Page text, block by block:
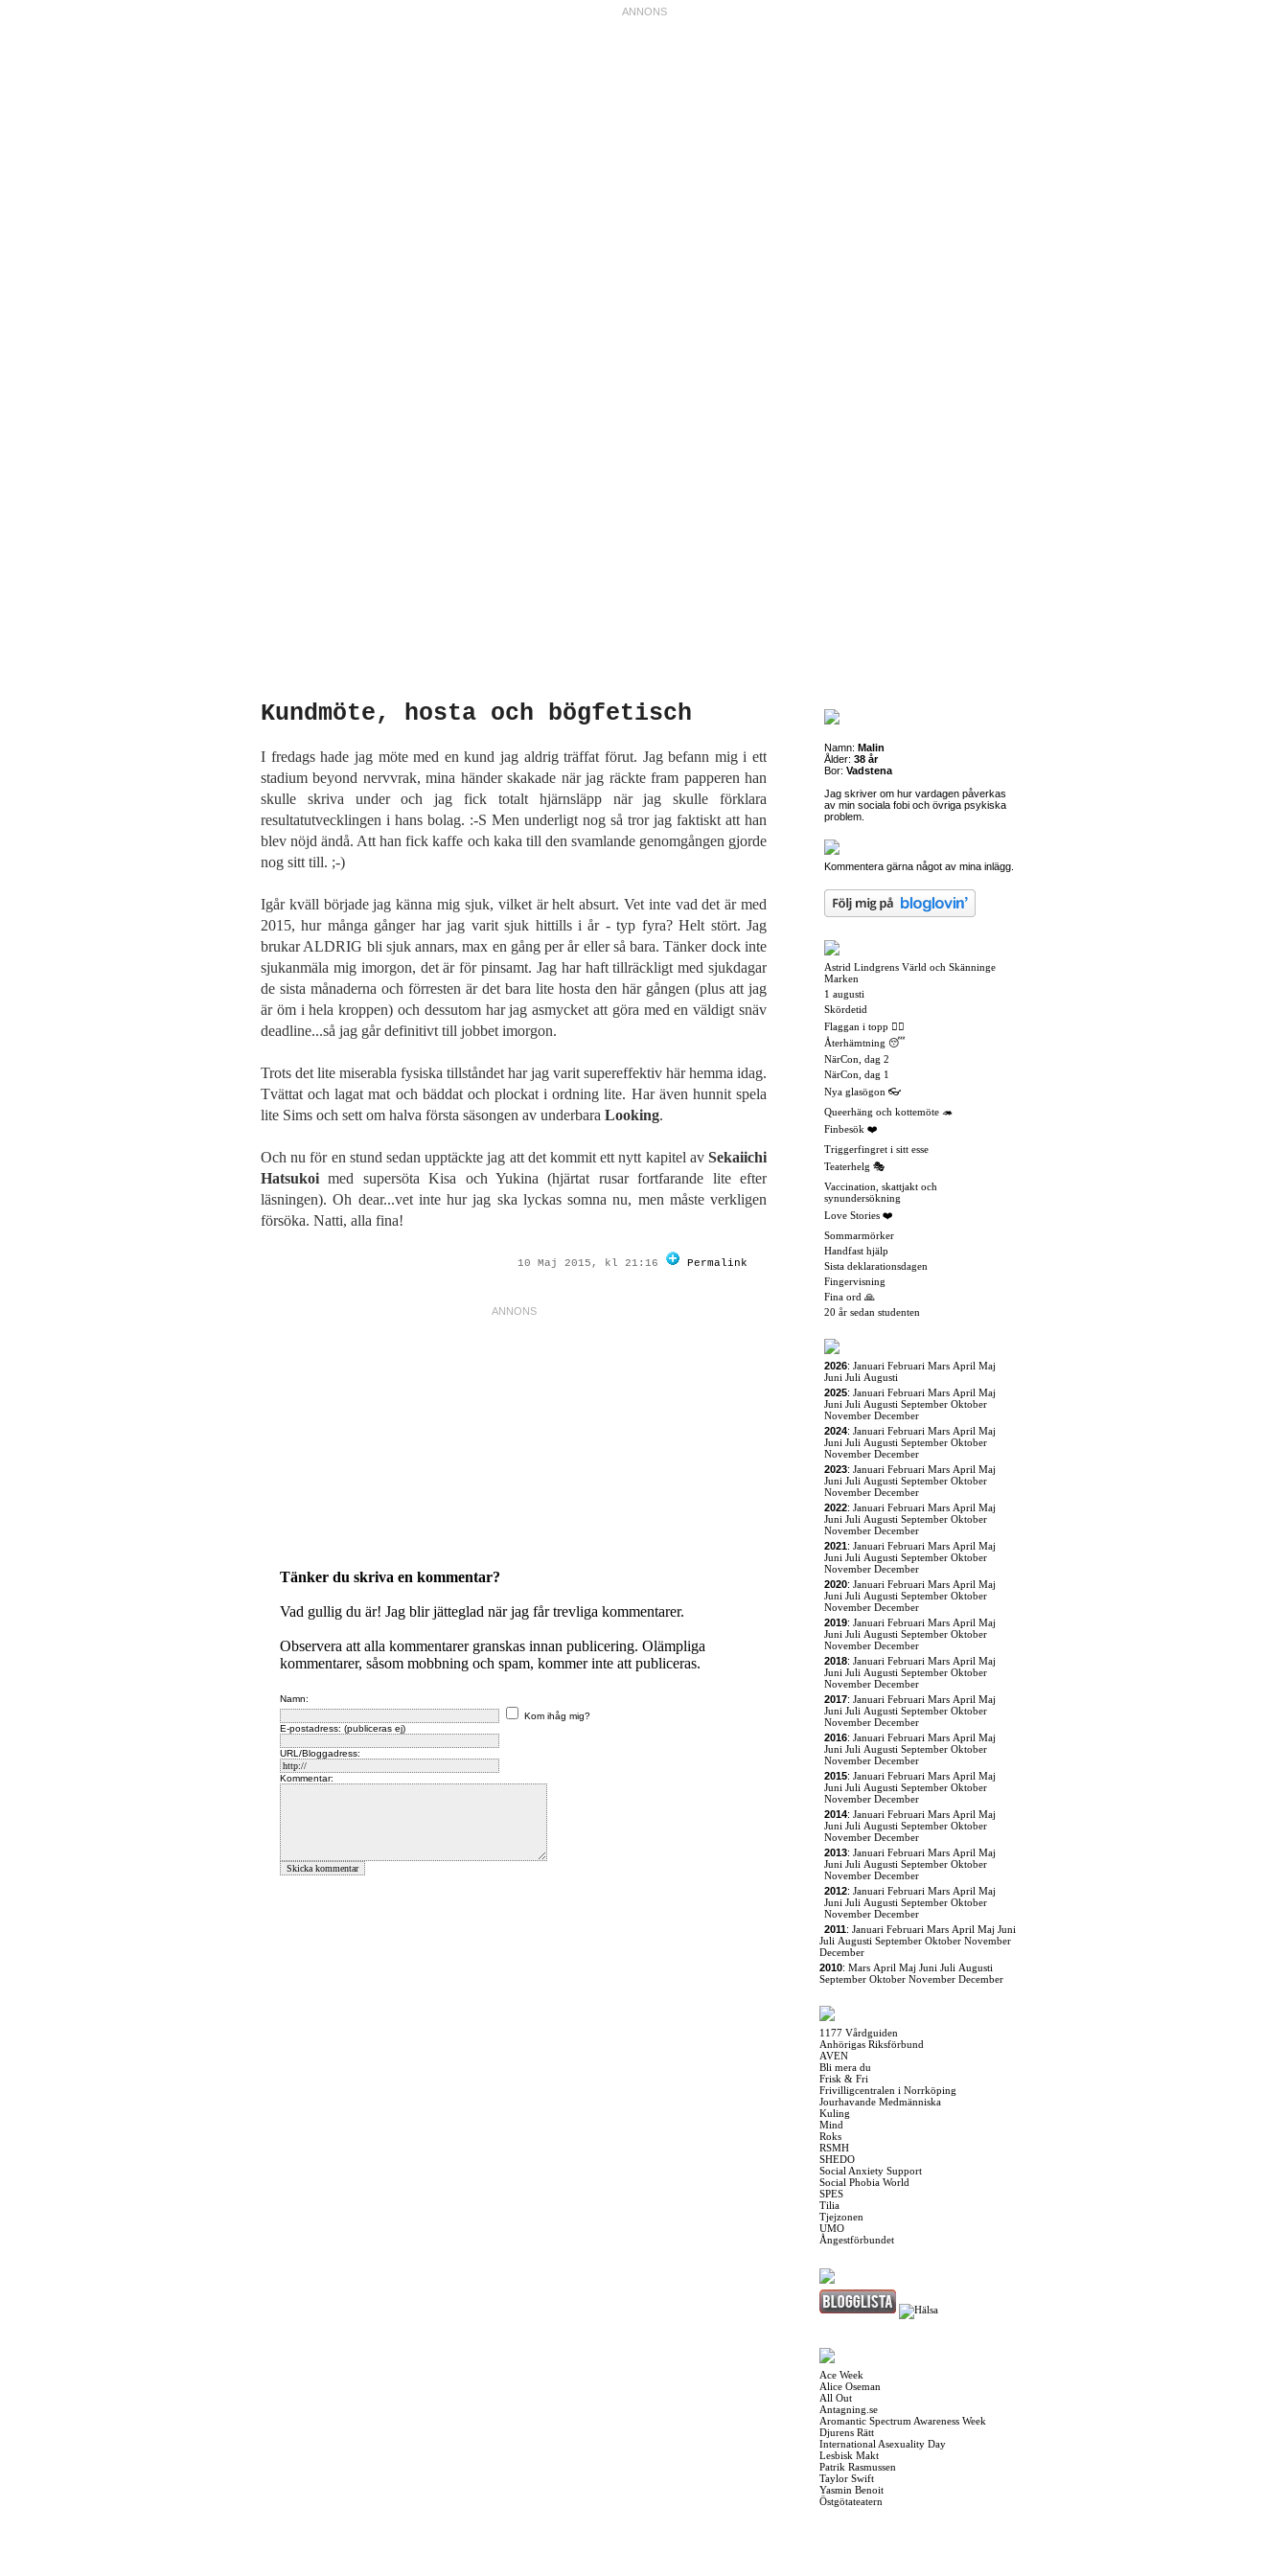
Kundmöte, hosta och bögfetisch
I fredags hade jag möte med en kund jag aldrig träffat förut. Jag befann mig i ett
stadium beyond nervvrak, mina händer skakade när jag räckte fram papperen han
skulle skriva under och jag fick totalt hjärnsläpp när jag skulle förklara
resultatutvecklingen i hans bolag. :-S Men underligt nog så tror jag faktiskt att han
blev nöjd ändå. Att han fick kaffe och kaka till den svamlande genomgången gjorde
nog sitt till. ;-)
Igår kväll började jag känna mig sjuk, vilket är helt absurt. Vet inte vad det är med
2015, hur många gånger har jag varit sjuk hittills i år - typ fyra? Helt stört. Jag
brukar ALDRIG bli sjuk annars, max en gång per år eller så bara. Tänker dock inte
sjukanmäla mig imorgon, det är för pinsamt. Jag har haft tillräckligt med sjukdagar
de sista månaderna och förresten är det bara lite hosta den här gången (plus att jag
är öm i hela kroppen) och dessutom har jag asmycket att göra med en väldigt snäv
deadline...så jag går definitivt till jobbet imorgon.
Trots det lite miserabla fysiska tillståndet har jag varit supereffektiv här hemma idag.
Tvättat och lagat mat och bäddat och plockat i ordning lite. Har även hunnit spela
lite Sims och sett om halva första säsongen av underbara Looking.
Och nu för en stund sedan upptäckte jag att det kommit ett nytt kapitel av Sekaiichi
Hatsukoimed supersöta Kisa och Yukina (hjärtat rusar fortfarande lite efter
läsningen). Oh dear...vet inte hur jag ska lyckas somna nu, men måste verkligen
försöka. Natti, alla fina!
10 Maj 2015, kl 21:16 Permalink
Tänker du skriva en kommentar?
Vad gullig du är! Jag blir jätteglad när jag får trevliga kommentarer.
Observera att alla kommentarer granskas innan publicering. Olämpliga
kommentarer, såsom mobbning och spam, kommer inte att publiceras.
Namn:
Kom ihåg mig?
E-postadress: (publiceras ej)
URL/Bloggadress:
Kommentar:
Namn: Malin
Ålder: 38 år
Bor: Vadstena
Jag skriver om hur vardagen påverkas
av min sociala fobi och övriga psykiska
problem.
Kommentera gärna något av mina inlägg.
Astrid Lindgrens Värld och Skänninge
Marken
1 augusti
Skördetid
Flaggan i topp 🏳️‍🌈
Återhämtning 😴
NärCon, dag 2
NärCon, dag 1
Nya glasögon 👓
Queerhäng och kottemöte 🦔
Finbesök ❤️
Triggerfingret i sitt esse
Teaterhelg 🎭
Vaccination, skattjakt och
synundersökning
Love Stories ❤️
Sommarmörker
Handfast hjälp
Sista deklarationsdagen
Fingervisning
Fina ord 🙏
20 år sedan studenten
2026: Januari Februari Mars April Maj
Juni Juli Augusti
2025: Januari Februari Mars April Maj
Juni Juli Augusti September Oktober
November December
2024: Januari Februari Mars April Maj
Juni Juli Augusti September Oktober
November December
2023: Januari Februari Mars April Maj
Juni Juli Augusti September Oktober
November December
2022: Januari Februari Mars April Maj
Juni Juli Augusti September Oktober
November December
2021: Januari Februari Mars April Maj
Juni Juli Augusti September Oktober
November December
2020: Januari Februari Mars April Maj
Juni Juli Augusti September Oktober
November December
2019: Januari Februari Mars April Maj
Juni Juli Augusti September Oktober
November December
2018: Januari Februari Mars April Maj
Juni Juli Augusti September Oktober
November December
2017: Januari Februari Mars April Maj
Juni Juli Augusti September Oktober
November December
2016: Januari Februari Mars April Maj
Juni Juli Augusti September Oktober
November December
2015: Januari Februari Mars April Maj
Juni Juli Augusti September Oktober
November December
2014: Januari Februari Mars April Maj
Juni Juli Augusti September Oktober
November December
2013: Januari Februari Mars April Maj
Juni Juli Augusti September Oktober
November December
2012: Januari Februari Mars April Maj
Juni Juli Augusti September Oktober
November December
2011: Januari Februari Mars April Maj Juni
Juli Augusti September Oktober November
December
2010: Mars April Maj Juni Juli Augusti
September Oktober November December
1177 Vårdguiden
Anhörigas Riksförbund
AVEN
Bli mera du
Frisk & Fri
Frivilligcentralen i Norrköping
Jourhavande Medmänniska
Kuling
Mind
Roks
RSMH
SHEDO
Social Anxiety Support
Social Phobia World
SPES
Tilia
Tjejzonen
UMO
Ångestförbundet
Ace Week
Alice Oseman
All Out
Antagning.se
Aromantic Spectrum Awareness Week
Djurens Rätt
International Asexuality Day
Lesbisk Makt
Patrik Rasmussen
Taylor Swift
Yasmin Benoit
Östgötateatern